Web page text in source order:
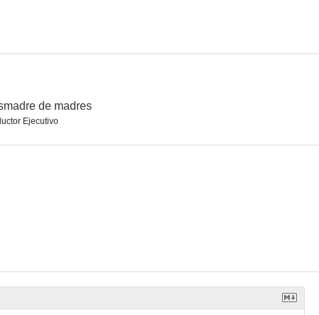
de madres
Ejecutivo